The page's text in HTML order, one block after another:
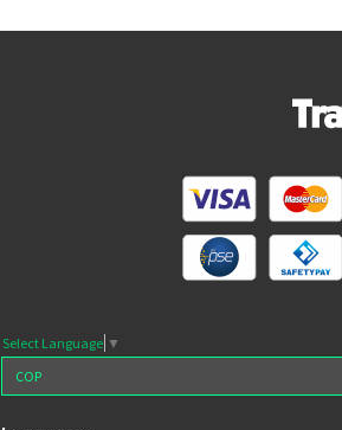
Select Language ▼